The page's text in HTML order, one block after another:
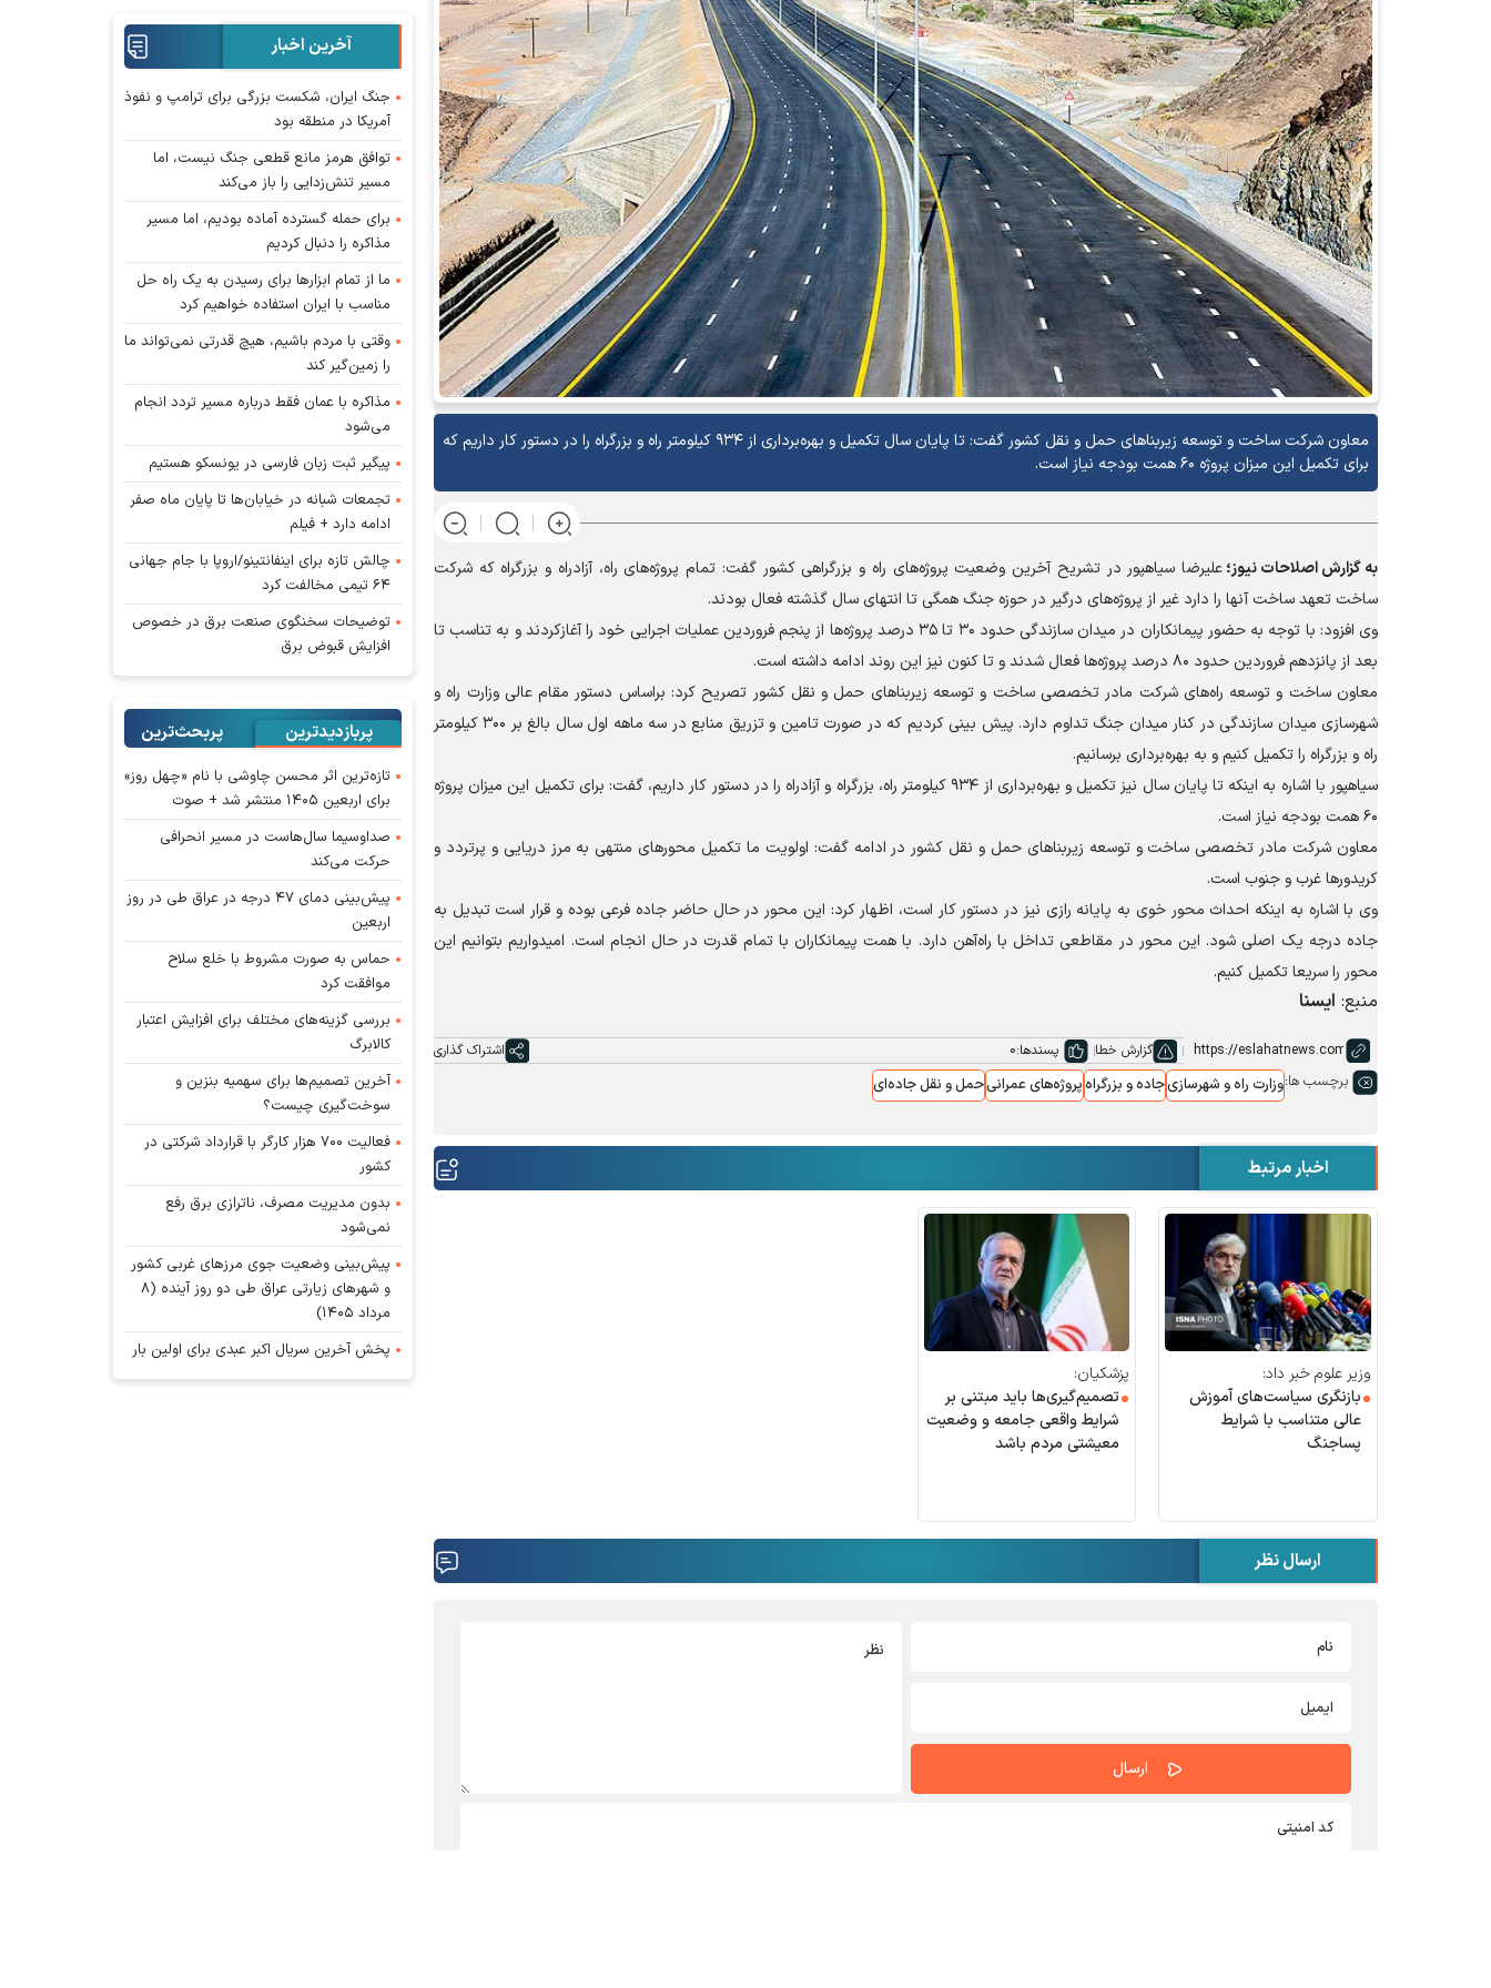
معاون شرکت ساخت و توسعه زیربنا‌های حمل و نقل کشور گفت: تا پایان سال تکمیل و بهره‌برداری از ۹۳۴ کیلومتر راه و بزرگراه را در دستور کار داریم که
برای تکمیل این میزان پروژه ۶۰ همت بودجه نیاز است.
به گزارشاصلاحات نیوز؛علیرضا سیاهپور در تشریح آخرین وضعیت پروژه‌های راه و بزرگراهی کشور گفت: تمام پروژه‌های راه، آزادراه و بزرگراه که شرکت
ساخت تعهد ساخت آنها را دارد غیر از پروژه‌های درگیر در حوزه جنگ همگی تا انتهای سال گذشته فعال بودند.
وی افزود: با توجه به حضور پیمانکاران در میدان سازندگی حدود ۳۰ تا ۳۵ درصد پروژه‌ها از پنجم فروردین عملیات اجرایی خود را آغازکردند و به تناسب تا
بعد از پانزدهم فروردین حدود ۸۰ درصد پروژه‌ها فعال شدند و تا کنون نیز این روند ادامه داشته است.
معاون ساخت و توسعه راه‌های شرکت مادر تخصصی ساخت و توسعه زیربنا‌های حمل و نقل کشور تصریح کرد: براساس دستور مقام عالی وزارت راه و
شهرسازی میدان سازندگی در کنار میدان جنگ تداوم دارد. پیش بینی کردیم که در صورت تامین و تزریق منابع در سه ماهه اول سال بالغ بر ۳۰۰ کیلومتر
راه و بزرگراه را تکمیل کنیم و به بهره‌برداری برسانیم.
سیاهپور با اشاره به اینکه تا پایان سال نیز تکمیل و بهره‌برداری از ۹۳۴ کیلومتر راه، بزرگراه و آزادراه را در دستور کار داریم، گفت: برای تکمیل این میزان پروژه
۶۰ همت بودجه نیاز است.
معاون شرکت مادر تخصصی ساخت و توسعه زیربنا‌های حمل و نقل کشور در ادامه گفت: اولویت ما تکمیل محور‌های منتهی به مرز دریایی و پرتردد و
کریدور‌ها غرب و جنوب است.
وی با اشاره به اینکه احداث محور خوی به پایانه رازی نیز در دستور کار است، اظهار کرد: این محور در حال حاضر جاده فرعی بوده و قرار است تبدیل به
جاده درجه یک اصلی شود. این محور در مقاطعی تداخل با راه‌آهن دارد. با همت پیمانکاران با تمام قدرت در حال انجام است. امیدواریم بتوانیم این
محور را سریعا تکمیل کنیم.
منبع: ایسنا
گزارش خطا پسندها:0 اشتراک گذاری
برچسب ها:وزارت راه و شهرسازیجاده و بزرگراهپروژه‌های عمرانیحمل و نقل جاده‌ای
اخبار مرتبط
وزیر علوم خبر داد:
بازنگری سیاست‌های آموزش
عالی متناسب با شرایط
پساجنگ
پزشکیان:
تصمیم‌گیری‌ها باید مبتنی بر
شرایط واقعی جامعه و وضعیت
معیشتی مردم باشد
ارسال نظر
آخرین اخبار
جنگ ایران، شکست بزرگی برای ترامپ و نفوذ
آمریکا در منطقه بود
توافق هرمز مانع قطعی جنگ نیست، اما
مسیر تنش‌زدایی را باز می‌کند
برای حمله گسترده آماده بودیم، اما مسیر
مذاکره را دنبال کردیم
ما از تمام ابزار‌ها برای رسیدن به یک راه حل
مناسب با ایران استفاده خواهیم کرد
وقتی با مردم باشیم، هیچ قدرتی نمی‌تواند ما
را زمین‌گیر کند
مذاکره با عمان فقط درباره مسیر تردد انجام
می‌شود
پیگیر ثبت زبان فارسی در یونسکو هستیم
تجمعات شبانه در خیابان‌ها تا پایان ماه صفر
ادامه دارد + فیلم
چالش تازه برای اینفانتینو/اروپا با جام جهانی
۶۴ تیمی مخالفت کرد
توضیحات سخنگوی صنعت برق در خصوص
افزایش قبوض برق
پربازدیدترین پربحث‌ترین‌
تازه‌ترین اثر محسن چاوشی با نام «چهل روز»
برای اربعین ۱۴۰۵ منتشر شد + صوت
صداوسیما سال‌هاست در مسیر انحرافی
حرکت می‌کند
پیش‌بینی دمای ۴۷ درجه در عراق طی در روز
اربعین
حماس به صورت مشروط با خلع سلاح
موافقت کرد
بررسی گزینه‌های مختلف برای افزایش اعتبار
کالابرگ
آخرین تصمیم‌ها برای سهمیه بنزین و
سوخت‌گیری چیست؟
فعالیت ۷۰۰ هزار کارگر با قرارداد شرکتی در
کشور
بدون مدیریت مصرف، ناترازی برق رفع
نمی‌شود
پیش‌بینی وضعیت جوی مرز‌های غربی کشور
و شهر‌های زیارتی عراق طی دو روز آینده (۸
مرداد ۱۴۰۵)
پخش آخرین سریال اکبر عبدی برای اولین بار